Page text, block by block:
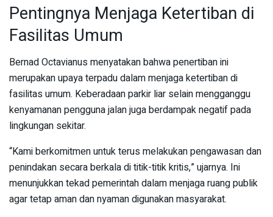
Pentingnya Menjaga Ketertiban di
Fasilitas Umum
Bernad Octavianus menyatakan bahwa penertiban ini
merupakan upaya terpadu dalam menjaga ketertiban di
fasilitas umum. Keberadaan parkir liar selain mengganggu
kenyamanan pengguna jalan juga berdampak negatif pada
lingkungan sekitar.
“Kami berkomitmen untuk terus melakukan pengawasan dan
penindakan secara berkala di titik-titik kritis,” ujarnya. Ini
menunjukkan tekad pemerintah dalam menjaga ruang publik
agar tetap aman dan nyaman digunakan masyarakat.